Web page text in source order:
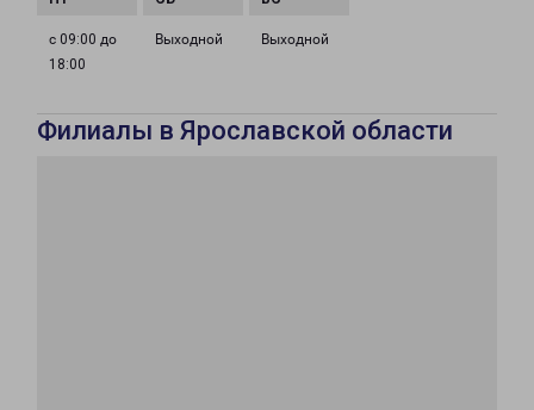
с 09:00 до
18:00
Выходной Выходной
Филиалы в Ярославской области